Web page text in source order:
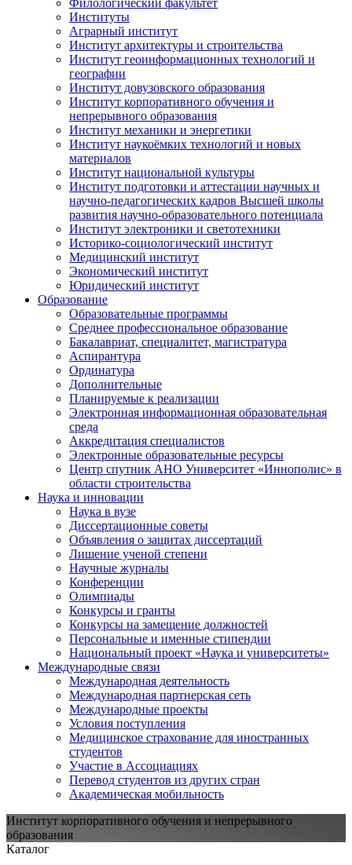
Институты
Аграрный институт
Институт архитектуры и строительства
Институт геоинформационных технологий и
географии
Институт довузовского образования
Институт корпоративного обучения и
непрерывного образования
Институт механики и энергетики
Институт наукоёмких технологий и новых
материалов
Институт национальной культуры
Институт подготовки и аттестации научных и
научно-педагогических кадров Высшей школы
развития научно-образовательного потенциала
Институт электроники и светотехники
Историко-социологический институт
Медицинский институт
Экономический институт
Юридический институт
Образование
Образовательные программы
Среднее профессиональное образование
Бакалавриат, специалитет, магистратура
Аспирантура
Ординатура
Дополнительные
Планируемые к реализации
Электронная информационная образовательная
среда
Аккредитация специалистов
Электронные образовательные ресурсы
Центр спутник АНО Университет «Иннополис» в
области строительства
Наука и инновации
Наука в вузе
Диссертационные советы
Объявления о защитах диссертаций
Лишение ученой степени
Научные журналы
Конференции
Олимпиады
Конкурсы и гранты
Конкурсы на замещение должностей
Персональные и именные стипендии
Национальный проект «Наука и университеты»
Международные связи
Международная деятельность
Международная партнерская сеть
Международные проекты
Условия поступления
Медицинское страхование для иностранных
студентов
Участие в Ассоциациях
Перевод студентов из других стран
Академическая мобильность
Институт корпоративного обучения и непрерывного
образования
Каталог